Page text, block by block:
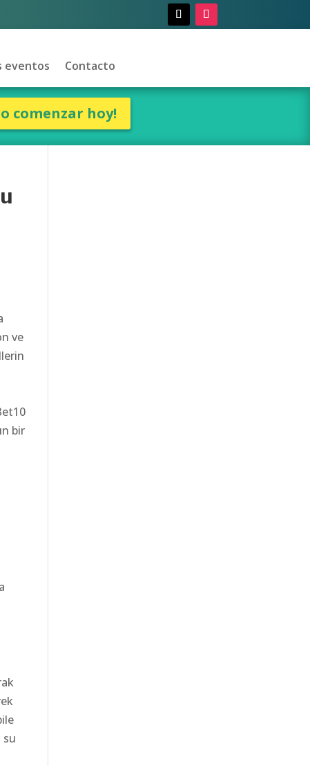
eventos Contacto
comenzar hoy!
ve
bir
su